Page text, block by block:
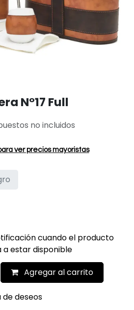
N°17 Full
no incluidos
ver precios mayoristas
cuando el producto
a estar disponible
Agregar al carrito
deseos